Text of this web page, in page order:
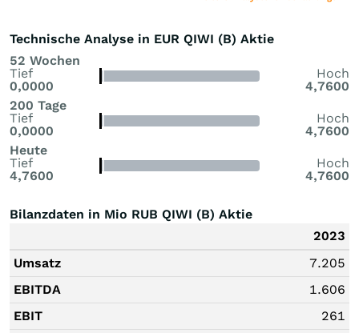
Technische Analyse in EUR QIWI (B) Aktie
52 Wochen
Tief
0,0000
Hoch
4,7600
200 Tage
Tief
0,0000
Hoch
4,7600
Heute
Tief
4,7600
Hoch
4,7600
Bilanzdaten in Mio RUB QIWI (B) Aktie
2023
Umsatz
7.205
EBITDA
1.606
EBIT
261